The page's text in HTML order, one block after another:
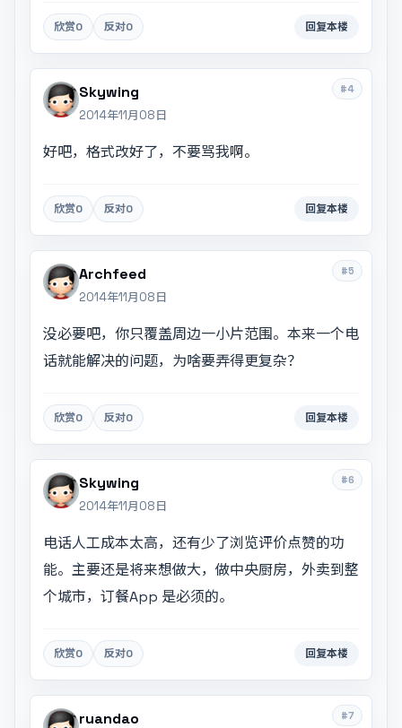
欣赏0 反对0 回复本楼
#4
Skywing
2014年11月08日
好吧，格式改好了，不要骂我啊。
欣赏0 反对0 回复本楼
#5
Archfeed
2014年11月08日
没必要吧，你只覆盖周边一小片范围。本来一个电
话就能解决的问题，为啥要弄得更复杂？
欣赏0 反对0 回复本楼
#6
Skywing
2014年11月08日
电话人工成本太高，还有少了浏览评价点赞的功
能。主要还是将来想做大，做中央厨房，外卖到整
个城市，订餐App 是必须的。
欣赏0 反对0 回复本楼
#7
ruandao